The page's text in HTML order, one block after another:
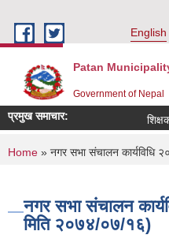
English
Patan
Government of Nepal
प्रमुख समाचार: शिक्षक
You are here
Home » नगर सभा संचालन कार्यविधि
नगर सभा संचालन
मिति २०७४/०७/१६)